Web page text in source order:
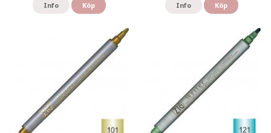
Info Köp Info Köp